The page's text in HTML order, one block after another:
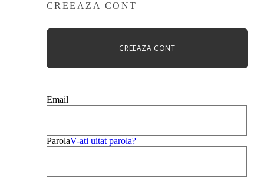
CREEAZA CONT
CREEAZA CONT
Email
ParolaV-ati uitat parola?